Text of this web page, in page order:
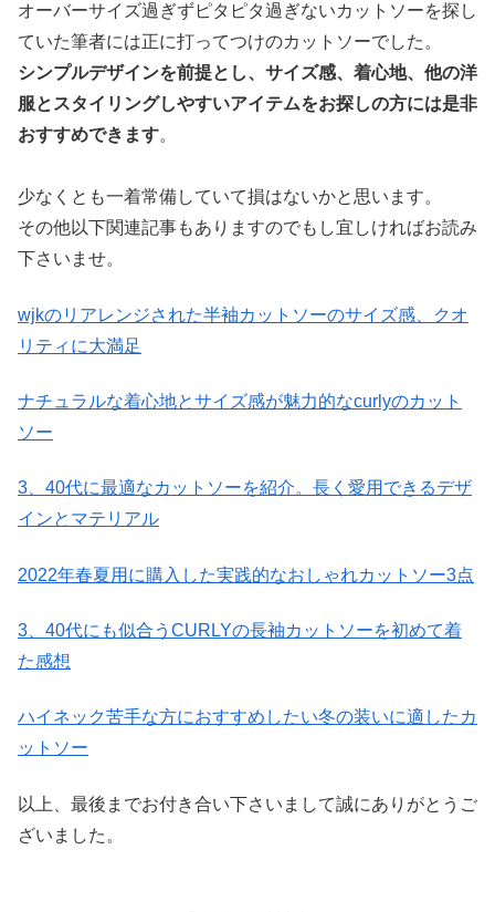
オーバーサイズ過ぎずピタピタ過ぎないカットソーを探し
ていた筆者には正に打ってつけのカットソーでした。
シンプルデザインを前提とし、サイズ感、着心地、他の洋
服とスタイリングしやすいアイテムをお探しの方には是非
おすすめできます。
少なくとも一着常備していて損はないかと思います。
その他以下関連記事もありますのでもし宜しければお読み
下さいませ。
wjkのリアレンジされた半袖カットソーのサイズ感、クオ
リティに大満足
ナチュラルな着心地とサイズ感が魅力的なcurlyのカット
ソー
3、40代に最適なカットソーを紹介。長く愛用できるデザ
インとマテリアル
2022年春夏用に購入した実践的なおしゃれカットソー3点
3、40代にも似合うCURLYの長袖カットソーを初めて着
た感想
ハイネック苦手な方におすすめしたい冬の装いに適したカ
ットソー
以上、最後までお付き合い下さいまして誠にありがとうご
ざいました。